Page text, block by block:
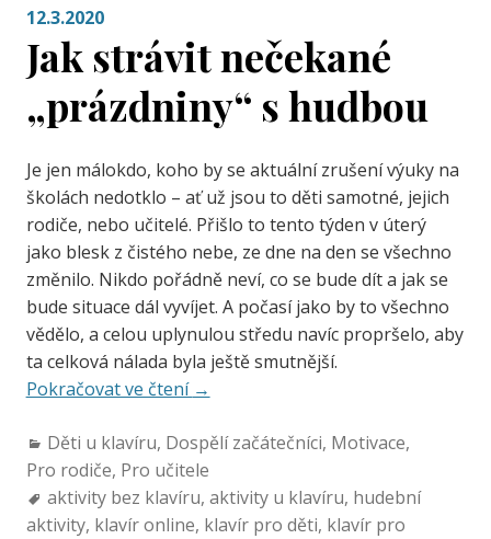
12.3.2020
Jak strávit nečekané
„prázdniny“ s hudbou
Je jen málokdo, koho by se aktuální zrušení výuky na
školách nedotklo – ať už jsou to děti samotné, jejich
rodiče, nebo učitelé. Přišlo to tento týden v úterý
jako blesk z čistého nebe, ze dne na den se všechno
změnilo. Nikdo pořádně neví, co se bude dít a jak se
bude situace dál vyvíjet. A počasí jako by to všechno
vědělo, a celou uplynulou středu navíc propršelo, aby
ta celková nálada byla ještě smutnější.
Pokračovat ve čtení →
Děti u klavíru, Dospělí začátečníci, Motivace,
Pro rodiče, Pro učitele
aktivity bez klavíru, aktivity u klavíru, hudební
aktivity, klavír online, klavír pro děti, klavír pro